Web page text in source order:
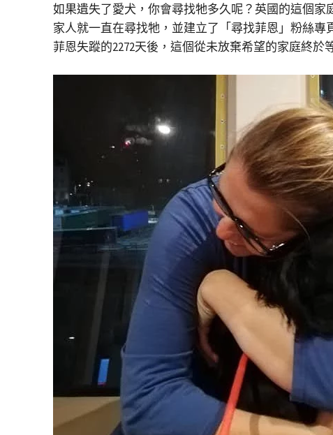
如果遺失了愛犬，你會尋找牠多久呢？英國的這個家
家人就一直在尋找牠，並建立了「尋找菲恩」粉絲
菲恩失蹤的2272天後，這個從未放棄希望的家庭終於